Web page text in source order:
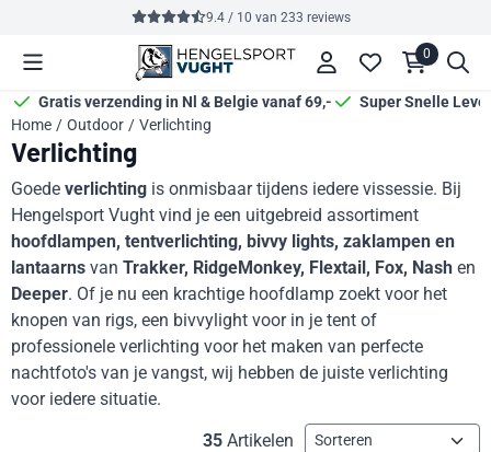
Cookievoorkeuren zijn momenteel gesloten.
9.4 / 10 van 233 reviews
0
Gratis verzending in Nl & Belgie vanaf 69,-
Super Snelle
Home / Outdoor / Verlichting
Verlichting
Goede verlichting is onmisbaar tijdens iedere vissessie. Bij
Hengelsport Vught vind je een uitgebreid assortiment
hoofdlampen, tentverlichting, bivvy lights, zaklampen en
lantaarns van Trakker, RidgeMonkey, Flextail, Fox, Nash en
Deeper. Of je nu een krachtige hoofdlamp zoekt voor het
knopen van rigs, een bivvylight voor in je tent of
professionele verlichting voor het maken van perfecte
nachtfoto's van je vangst, wij hebben de juiste verlichting
voor iedere situatie.
35 Artikelen Sorteermethode